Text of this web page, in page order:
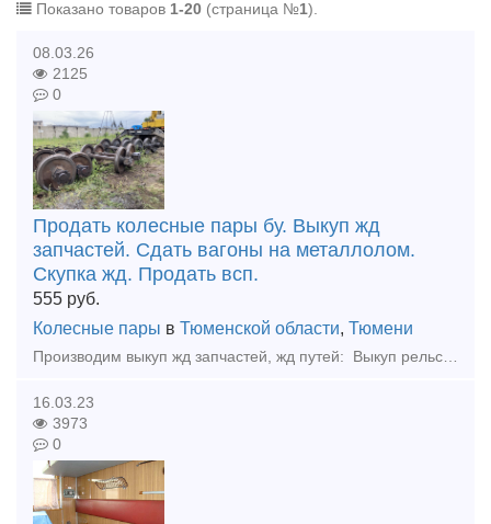
Показано товаров 1-20 (страница №1).
08.03.26
2125
0
Продать колесные пары бу. Выкуп жд
запчастей. Сдать вагоны на металлолом.
Скупка жд. Продать всп.
555 руб.
Колесные пары в Тюменской области, Тюмени
Производим выкуп жд запчастей, жд путей: Выкуп рельс, Колесные пары бу, Накладки Подкладки под рельс новые и бу. Болты, костыли, шайбы, клемма пк, шурупы. Выкупаем рельсы железнодорожные, трамвайные
16.03.23
3973
0